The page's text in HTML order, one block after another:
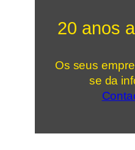
20 anos
Os seus
se da